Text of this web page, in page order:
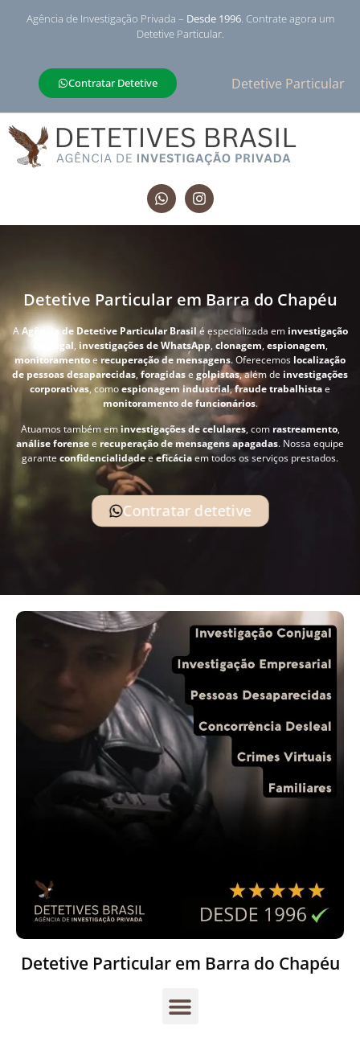
Agência de Investigação Privada – Desde 1996. Contrate agora um
Detetive Particular.
Contratar Detetive Detetive Particular
Detetive Particular em Barra do Chapéu
AAgência de Detetive Particular Brasil é especializada em investigação
conjugal, investigações de WhatsApp, clonagem,espionagem,
monitoramentoe recuperação de mensagens. Oferecemos localização
de pessoas desaparecidas, foragidase golpistas, além de investigações
corporativas, comoespionagem industrial,fraude trabalhistae
monitoramento de funcionários.
Atuamos também em investigações de celulares, com rastreamento,
análise forensee recuperação de mensagens apagadas. Nossa equipe
garante confidencialidadeeeficáciaem todos os serviços prestados.
Contratar detetive
Detetive Particular em Barra do Chapéu